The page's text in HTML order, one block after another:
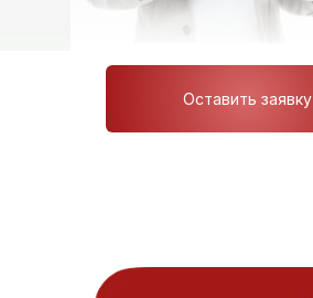
Оставить заявку